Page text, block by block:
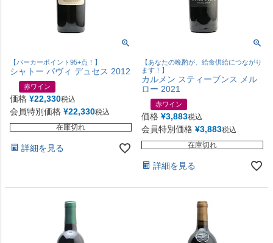
【パーカーポイント95+点！】
シャトー パヴィ デュセス 2012
赤ワイン
価格 ¥22,330税込
会員特別価格 ¥22,330税込
在庫切れ
詳細を見る
【あなたの晩酌が、給食供給につながり
ます！】
カルメン スティーブンス メル
ロー 2021
赤ワイン
価格 ¥3,883税込
会員特別価格 ¥3,883税込
在庫切れ
詳細を見る